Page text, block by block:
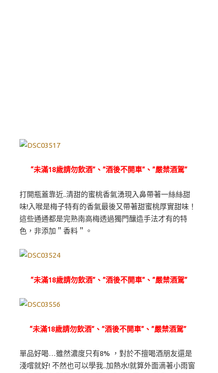
“未滿18歲請勿飲酒”、”酒後不開車”、”嚴禁酒駕”
打開瓶蓋靠近..清甜的蜜桃香氣湧現入鼻帶著一絲絲甜
味!入喉是梅子特有的香氣最後又帶著甜蜜桃厚實甜味！
這些通通都是完熟南高梅透過獨門釀造手法才有的特
色，非添加＂香料＂。
“未滿18歲請勿飲酒”、”酒後不開車”、”嚴禁酒駕”
“未滿18歲請勿飲酒”、”酒後不開車”、”嚴禁酒駕”
單品好喝…雖然濃度只有8% ，對於不擅喝酒朋友還是
淺嚐就好! 不然也可以學我..加熱水!就算外面滴著小雨窗